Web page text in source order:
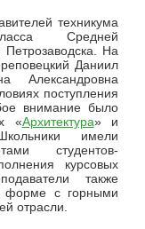
техникума
Средней
На
Даниил
Александровна
поступления
внимание было
«Архитектура» и
имели
студентов-
курсовых
также
форме с горными
отрасли.